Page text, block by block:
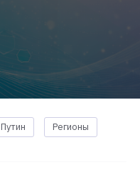
Путин Регионы